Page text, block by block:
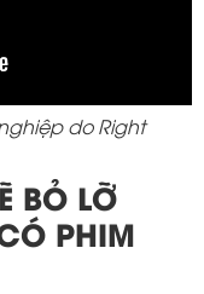
do Right
BỎ LỠ
PHIM